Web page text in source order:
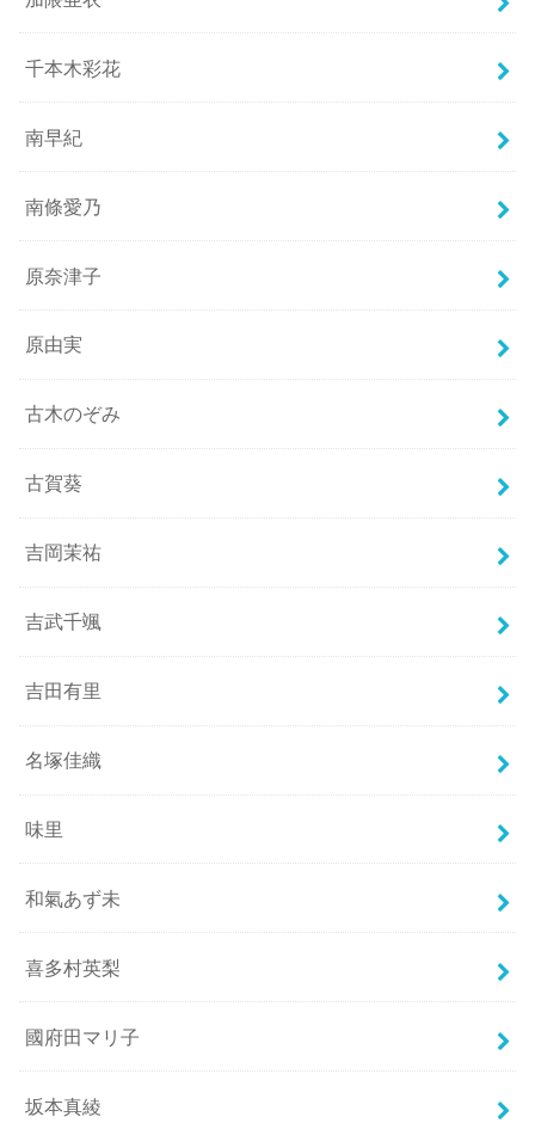
千本木彩花
南早紀
南條愛乃
原奈津子
原由実
古木のぞみ
古賀葵
吉岡茉祐
吉武千颯
吉田有里
名塚佳織
味里
和氣あず未
喜多村英梨
國府田マリ子
坂本真綾